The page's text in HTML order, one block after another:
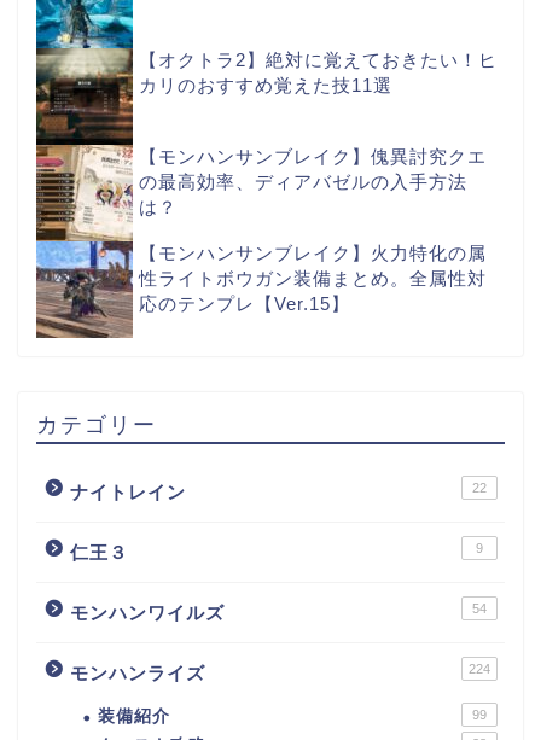
【オクトラ2】絶対に覚えておきたい！ヒ
カリのおすすめ覚えた技11選
【モンハンサンブレイク】傀異討究クエ
の最高効率、ディアバゼルの入手方法
は？
【モンハンサンブレイク】火力特化の属
性ライトボウガン装備まとめ。全属性対
応のテンプレ【Ver.15】
カテゴリー
ナイトレイン 22
仁王３ 9
モンハンワイルズ 54
モンハンライズ 224
装備紹介 99